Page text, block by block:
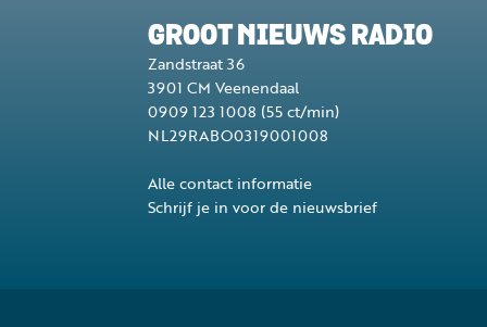
GROOT NIEUWS RADIO
Zandstraat 36
3901 CM Veenendaal
0909 123 1008 (55 ct/min)
NL29RABO0319001008
Alle contact informatie
Schrijf je in voor de nieuwsbrief